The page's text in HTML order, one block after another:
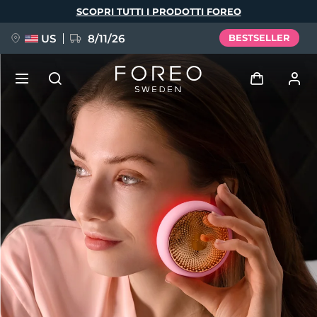
SCOPRI TUTTI I PRODOTTI FOREO
US 8/11/26 BESTSELLER
Accedi
Profilo utente
I miei dispositivi
I miei ordini
I miei indirizzi
I miei abbonamenti
NUOVO
FAQ™ Pure Beauty-Tech Elixir
BREAKING NEWS
issa™ Teeth Whitening Set
Lingua
Deutsch
Español
Français
Italiano
Português
Polski
Svenska
Русский
Türkçe
简体中文 繁體中文